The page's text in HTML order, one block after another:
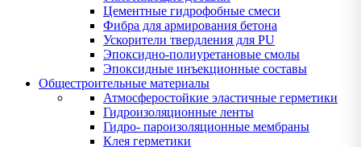
Цементные гидрофобные смеси
Фибра для армирования бетона
Ускорители твердления для PU
Эпоксидно-полиуретановые смолы
Эпоксидные инъекционные составы
Общестроительные материалы
Атмосферостойкие эластичные герметики
Гидроизоляционные ленты
Гидро- пароизоляционные мембраны
Клея герметики